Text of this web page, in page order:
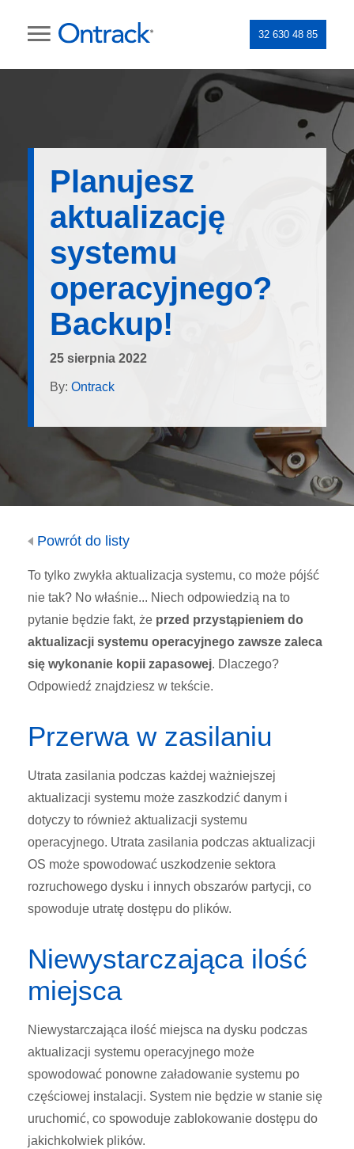
32 630 48 85
Planujesz
aktualizację
systemu
operacyjnego?
Backup!
25 sierpnia 2022
By: Ontrack
Powrót do listy
To tylko zwykła aktualizacja systemu, co może pójść
nie tak? No właśnie... Niech odpowiedzią na to
pytanie będzie fakt, że przed przystąpieniem do
aktualizacji systemu operacyjnego zawsze zaleca
się wykonanie kopii zapasowej. Dlaczego?
Odpowiedź znajdziesz w tekście.
Przerwa w zasilaniu
Utrata zasilania podczas każdej ważniejszej
aktualizacji systemu może zaszkodzić danym i
dotyczy to również aktualizacji systemu
operacyjnego. Utrata zasilania podczas aktualizacji
OS może spowodować uszkodzenie sektora
rozruchowego dysku i innych obszarów partycji, co
spowoduje utratę dostępu do plików.
Niewystarczająca ilość
miejsca
Niewystarczająca ilość miejsca na dysku podczas
aktualizacji systemu operacyjnego może
spowodować ponowne załadowanie systemu po
częściowej instalacji. System nie będzie w stanie się
uruchomić, co spowoduje zablokowanie dostępu do
jakichkolwiek plików.